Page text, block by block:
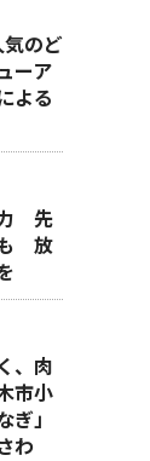
のど
ーア
よる
力 先
も 放
、肉
市小
」
わ